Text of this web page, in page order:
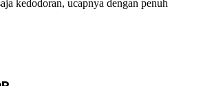
kedodoran, ucapnya dengan penuh